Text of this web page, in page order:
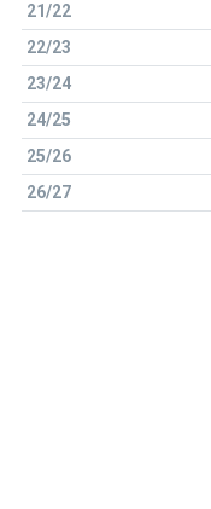
21/22
22/23
23/24
24/25
25/26
26/27